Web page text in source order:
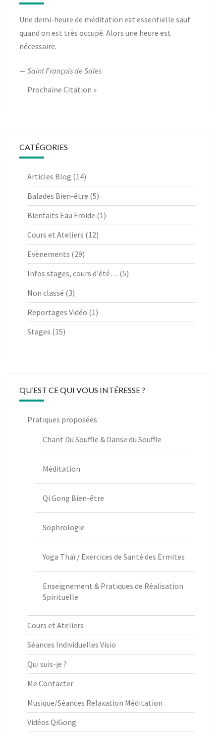
Une demi-heure de méditation est essentielle sauf
quand on est très occupé. Alors une heure est
nécessaire.
— Saint François de Sales
Prochaine Citation »
CATÉGORIES
Articles Blog (14)
Balades Bien-être (5)
Bienfaits Eau Froide (1)
Cours et Ateliers (12)
Evènements (29)
Infos stages, cours d'été… (5)
Non classé (3)
Reportages Vidéo (1)
Stages (15)
QU’EST CE QUI VOUS INTÉRESSE ?
Pratiques proposées
Chant Du Souffle & Danse du Souffle
Méditation
Qi Gong Bien-être
Sophrologie
Yoga Thaï / Exercices de Santé des Ermites
Enseignement & Pratiques de Réalisation
Spirituelle
Cours et Ateliers
Séances Individuelles Visio
Qui suis-je ?
Me Contacter
Musique/Séances Relaxation Méditation
Vidéos QiGong